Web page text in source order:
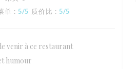
单 : 5/5 质价比 : 5/5
venir à ce restaurant
humour